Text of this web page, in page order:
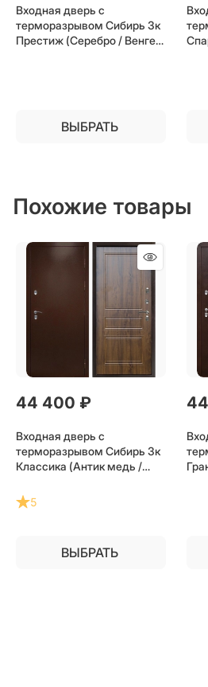
Входная дверь с
терморазрывом Сибирь 3к
Престиж (Серебро / Венге)
ВЫБРАТЬ
Похожие товары
44 400 ₽
Входная дверь с
терморазрывом Сибирь 3к
Классика (Антик медь /
загородного дома и дачи
5
ВЫБРАТЬ